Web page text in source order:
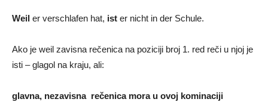
Weil er verschlafen hat, ist er nicht in der Schule.
Ako je weil zavisna rečenica na poziciji broj 1. red reči u njoj je
isti – glagol na kraju, ali:
glavna, nezavisna rečenica mora u ovoj kominaciji